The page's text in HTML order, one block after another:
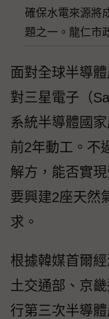
確保水電來源將
題之一。龍仁市
面對全球半導
對三星電子（
系統半導體國
前2年動工。不
解方，能否實
要興建2座天然
求。
根據韓媒首爾
土交通部、京
行第三次半導